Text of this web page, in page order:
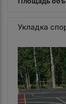
Укладка